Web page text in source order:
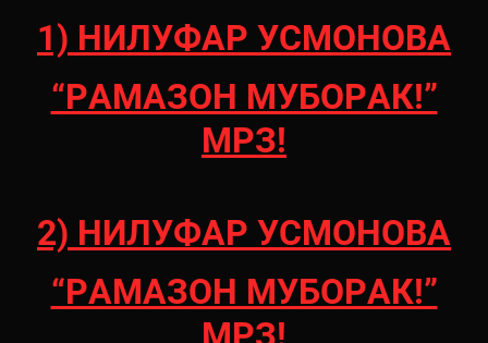
1) НИЛУФАР УСМОНОВА
“РАМАЗОН МУБОРАК!”
МРЗ!
2) НИЛУФАР УСМОНОВА
“РАМАЗОН МУБОРАК!”